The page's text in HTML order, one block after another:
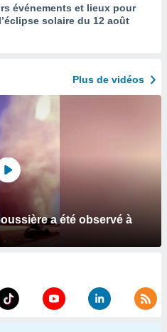
événements et lieux pour
solaire du 12 août
Plus de vidéos
a été observé à